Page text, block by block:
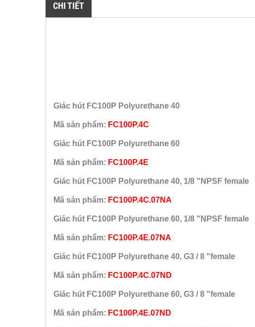
CHI TIẾT
Giác hút FC100P Polyurethane 40
Mã sản phẩm: FC100P.4C
Giác hút FC100P Polyurethane 60
Mã sản phẩm: FC100P.4E
Giác hút FC100P Polyurethane 40, 1/8 "NPSF female
Mã sản phẩm: FC100P.4C.07NA
Giác hút FC100P Polyurethane 60, 1/8 "NPSF female
Mã sản phẩm: FC100P.4E.07NA
Giác hút FC100P Polyurethane 40, G3 / 8 "female
Mã sản phẩm: FC100P.4C.07ND
Giác hút FC100P Polyurethane 60, G3 / 8 "female
Mã sản phẩm: FC100P.4E.07ND